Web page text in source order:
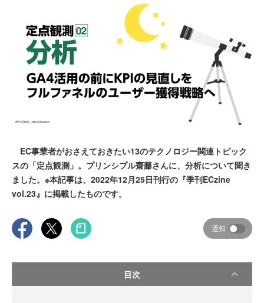
EC事業者がおさえておきたい13のテクノロジー関連トピック
スの「定点観測」。プリンシプル齋藤さんに、分析について聞き
ました。※本記事は、2022年12月25日刊行の『季刊ECzine
vol.23』に掲載したものです。
通知
目次